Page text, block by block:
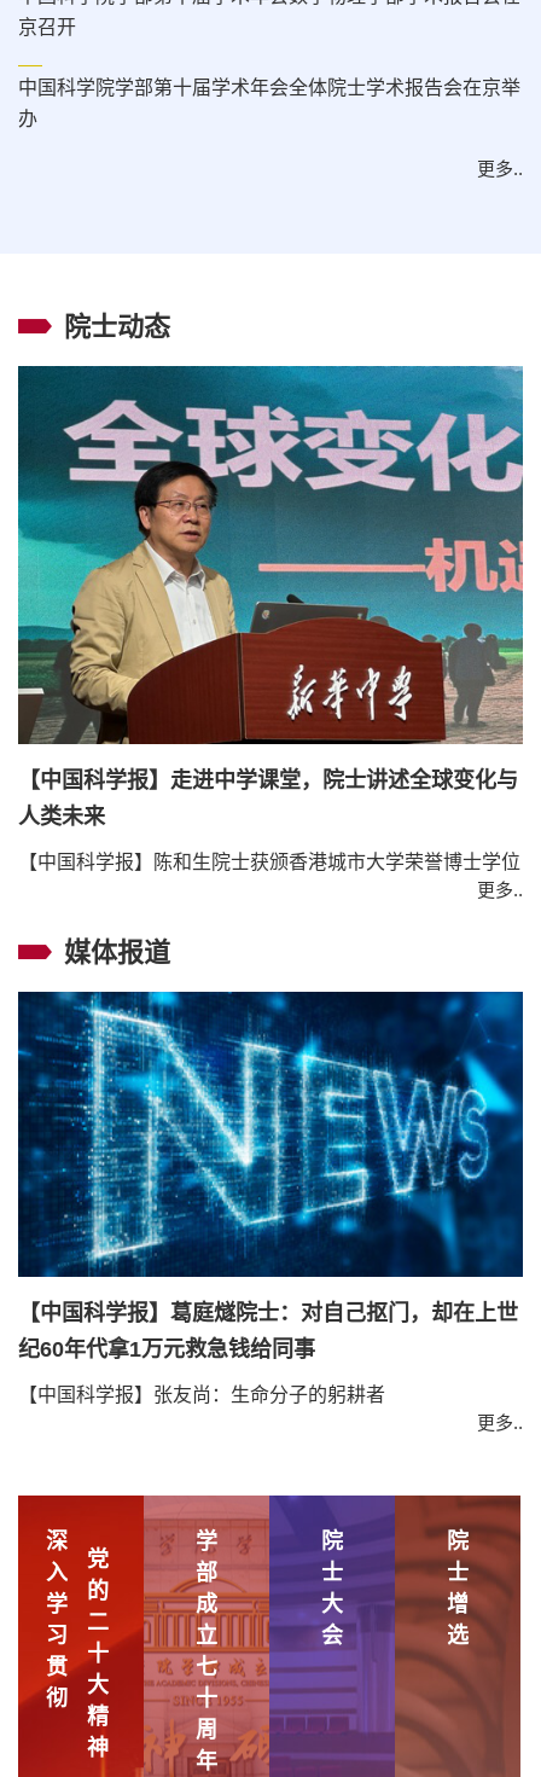
京召开
中国科学院学部第十届学术年会全体院士学术报告会在京举
办
更多..
院士动态
【中国科学报】走进中学课堂，院士讲述全球变化与
人类未来
【中国科学报】陈和生院士获颁香港城市大学荣誉博士学位
更多..
媒体报道
【中国科学报】葛庭燧院士：对自己抠门，却在上世
纪60年代拿1万元救急钱给同事
【中国科学报】张友尚：生命分子的躬耕者
更多..
深
入
学
习
贯
彻
党
的
二
十
大
精
神
学
部
成
立
七
十
周
年
院
士
大
会
院
士
增
选